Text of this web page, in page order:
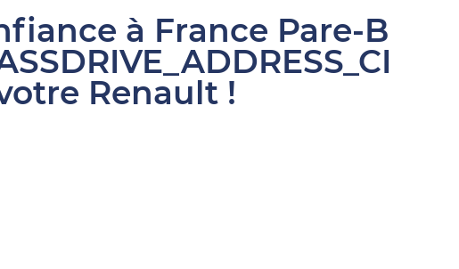
à France Pare-B
Renault !